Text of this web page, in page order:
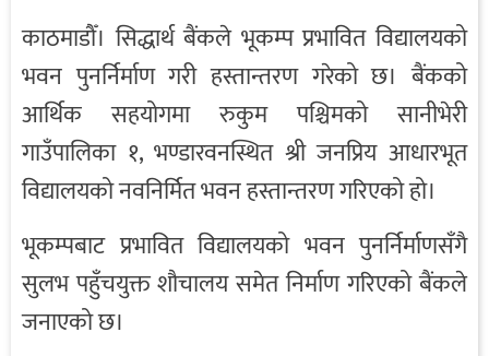
काठमाडौँ। सिद्धार्थ बैंकले भूकम्प प्रभावित विद्यालयको
भवन पुनर्निर्माण गरी हस्तान्तरण गरेको छ। बैंकको
आर्थिक सहयोगमा रुकुम पश्चिमको सानीभेरी
गाउँपालिका १, भण्डारवनस्थित श्री जनप्रिय आधारभूत
विद्यालयको नवनिर्मित भवन हस्तान्तरण गरिएको हो।
भूकम्पबाट प्रभावित विद्यालयको भवन पुनर्निर्माणसँगै
सुलभ पहुँचयुक्त शौचालय समेत निर्माण गरिएको बैंकले
जनाएको छ।